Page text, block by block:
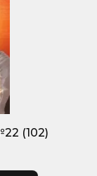
(102)